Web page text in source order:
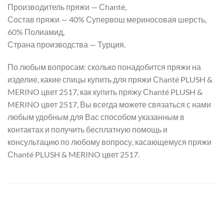
Производитель пряжи — Сhanté,
Состав пряжи — 40% Супервош мериносовая шерсть,
60% Полиамид,
Страна производства — Турция.
По любым вопросам: сколько понадобится пряжи на
изделие, какие спицы купить для пряжи Сhanté PLUSH &
MERINO цвет 2517, как купить пряжу Сhanté PLUSH &
MERINO цвет 2517, Вы всегда можете связаться с нами
любым удобным для Вас способом указанным в
контактах и получить бесплатную помощь и
консультацию по любому вопросу, касающемуся пряжи
Сhanté PLUSH & MERINO цвет 2517.